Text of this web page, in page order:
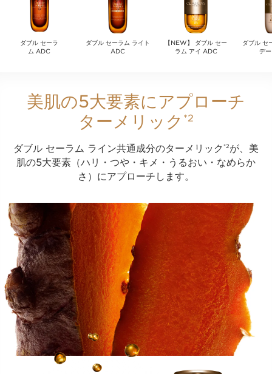
ダブル セーラ
ム ADC
ダブル セーラム ライト
ADC
【NEW】 ダブル セー
ラム アイ ADC
ダブル セ
デ
美肌の5大要素にアプローチ
ターメリック *2
ダブル セーラム ライン共通成分のターメリック *2 が、美
肌の5大要素（ハリ・つや・キメ・うるおい・なめらか
さ）にアプローチします。